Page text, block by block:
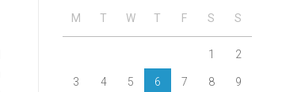
M T W T F S S
1 2
3 4 5 6 7 8 9